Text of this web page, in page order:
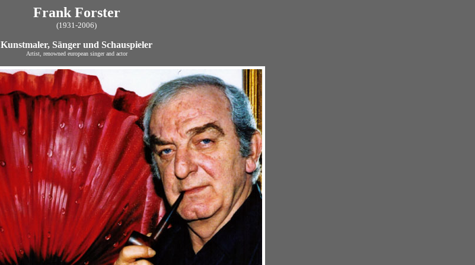
Frank Forster
(1931-2006)
Kunstmaler, Sänger und Schauspieler
Artist, renowned european singer and actor